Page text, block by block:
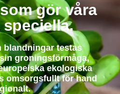
gör våra
blandningar testas
groningsförmåga,
ekologiska
omsorgsfullt för hand